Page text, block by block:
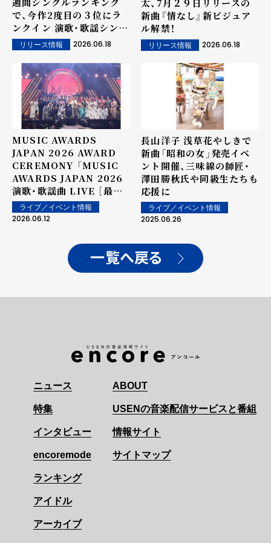
で、今作2度目の３位にラ
ンクイン 演歌・歌謡シング
ルランキングでは２度目の
１位獲得! Music Video
も、YouTubeにて200万
回視聴を突破！
リリース情報 2026.06.18
太、7月２９日リリースの
新曲『情なし』新ビジュア
ル解禁！
リリース情報 2026.06.18
MUSIC AWARDS
JAPAN 2026 AWARD
CEREMONY 「MUSIC
AWARDS JAPAN 2026
演歌・歌謡曲 LIVE ［最優
秀演歌・歌謡曲 楽曲賞 授
賞式］」、開催！ 最優秀演
SHOW-WA&MATSURI
の「僕らの口笛」！
ライブ／イベント情報
2026.06.12
長山洋子 浅草花やしきで
新曲「昭和の女」発売イベ
ント開催、三味線の師匠・
澤田勝秋氏や同級生たちも
応援に
ライブ／イベント情報
2025.06.26
一覧へ戻る
ニュース
特集
インタビュー
encoremode
ランキング
アイドル
アーカイブ
ABOUT
USENの音楽配信サービスと番組
情報サイト
サイトマップ